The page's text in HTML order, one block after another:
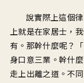
說實際上這個
上就是在家居士，
有。那幹什麼呢？
身口意三業。幹什
走上出離之道。不